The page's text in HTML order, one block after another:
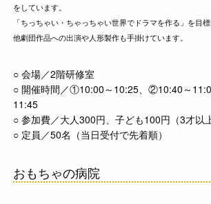
をしています。
「ちっちゃい・ちゃっちゃい世界でドラマを作る」を目
他劇団作品への出演や人形製作も手掛けています。
○ 会場／2階研修室
○ 開催時間／①10:00～10:25、②10:40～
11:45
○ 参加費／大人300円、子ども100円（3才以
○ 定員／50名（当日受付で先着順）
おもちゃの病院